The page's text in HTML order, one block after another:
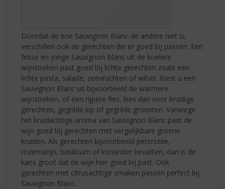
Doordat de ene Sauvignon Blanc de andere niet is,
verschillen ook de gerechten die er goed bij passen. Een
frisse en jonge Sauvignon Blanc uit de koelere
wijnstreken past goed bij lichte gerechten zoals een
lichte pasta, salade, zeevruchten of witvis. Kiest u een
Sauvignon Blanc uit bijvoorbeeld de warmere
wijnstreken, of een rijpere fles, kies dan voor kruidige
gerechten, gegrilde kip of gegrilde groenten. Vanwege
het kruidachtige aroma van Sauvignon Blanc past de
wijn goed bij gerechten met vergelijkbare groene
kruiden. Als gerechten bijvoorbeeld peterselie,
rozemarijn, basilicum of koriander bevatten, dan is de
kans groot dat de wijn hier goed bij past. Ook
gerechten met citrusachtige smaken passen perfect bij
Sauvignon Blanc.